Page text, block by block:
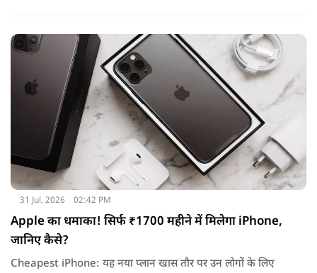
31 Jul, 2026 02:42 PM
Apple का धमाका! सिर्फ ₹1700 महीने में मिलेगा iPhone,
जानिए कैसे?
Cheapest iPhone: यह नया प्लान खास तौर पर उन लोगों के लिए